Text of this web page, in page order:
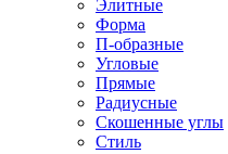
Элитные
Форма
П-образные
Угловые
Прямые
Радиусные
Скошенные углы
Стиль